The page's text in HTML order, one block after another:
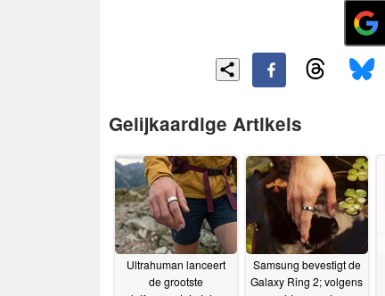
Gelijkaardige Artikels
Ultrahuman lanceert
de grootste
Samsung bevestigt de
Galaxy Ring 2; volgens